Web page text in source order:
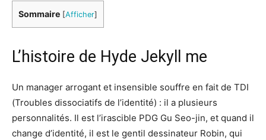
Sommaire [Afficher]
L’histoire de Hyde Jekyll me
Un manager arrogant et insensible souffre en fait de TDI
(Troubles dissociatifs de l’identité) : il a plusieurs
personnalités. Il est l’irascible PDG Gu Seo-jin, et quand il
change d’identité, il est le gentil dessinateur Robin, qui